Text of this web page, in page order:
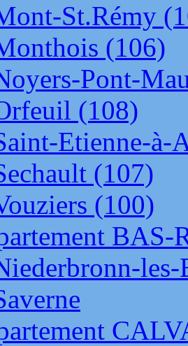
St.Rémy
(106)
Pont-
(108)
Etienne-à-
(107)
(100)
BAS-